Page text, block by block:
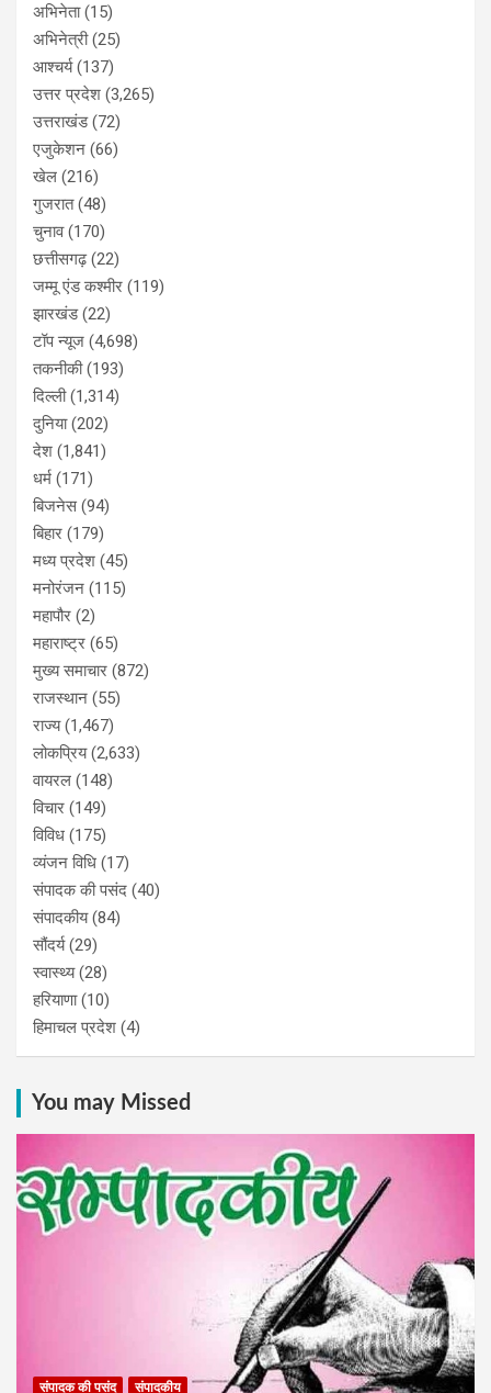
अभिनेता(15)
अभिनेत्री(25)
आश्चर्य(137)
उत्तर प्रदेश (3,265)
उत्तराखंड(72)
एजुकेशन (66)
खेल (216)
गुजरात(48)
चुनाव(170)
छत्तीसगढ़(22)
जम्मू एंड कश्मीर (119)
झारखंड(22)
टॉप न्यूज (4,698)
तकनीकी(193)
दिल्ली(1,314)
दुनिया(202)
देश (1,841)
धर्म (171)
बिजनेस(94)
बिहार (179)
मध्य प्रदेश (45)
मनोरंजन (115)
महापौर (2)
महाराष्ट्र (65)
मुख्य समाचार (872)
राजस्थान (55)
राज्य(1,467)
लोकप्रिय(2,633)
वायरल (148)
विचार (149)
विविध (175)
व्यंजन विधि (17)
संपादक की पसंद (40)
संपादकीय(84)
सौंदर्य(29)
स्वास्थ्य(28)
हरियाणा(10)
हिमाचल प्रदेश (4)
You may Missed
संपादक की पसंद संपादकीय